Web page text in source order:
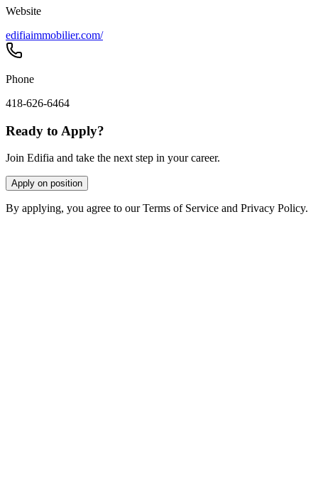
Website
edifiaimmobilier.com/
Phone
418-626-6464
Ready to Apply?
Join Edifia and take the next step in your career.
Apply on position
By applying, you agree to our Terms of Service and Privacy Policy.